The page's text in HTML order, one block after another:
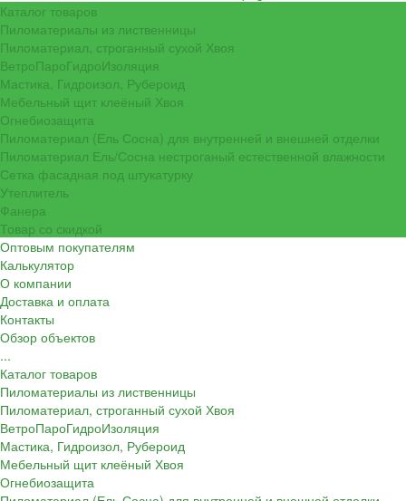
Каталог товаров
Пиломатериалы из лиственницы
Пиломатериал, строганный сухой Хвоя
ВетроПароГидроИзоляция
Мастика, Гидроизол, Рубероид
Мебельный щит клеёный Хвоя
Огнебиозащита
Пиломатериал (Ель Сосна) для внутренней и внешней отделки
Пиломатериал Ель/Сосна нестроганый естественной влажности
Сетка фасадная под штукатурку
Утеплитель
Фанера
Товар со скидкой
Оптовым покупателям
Калькулятор
О компании
Доставка и оплата
Контакты
Обзор объектов
...
Каталог товаров
Пиломатериалы из лиственницы
Пиломатериал, строганный сухой Хвоя
ВетроПароГидроИзоляция
Мастика, Гидроизол, Рубероид
Мебельный щит клеёный Хвоя
Огнебиозащита